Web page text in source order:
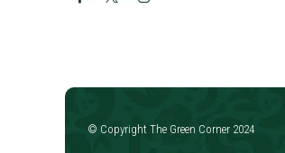
© Copyright The Green Corner 2024